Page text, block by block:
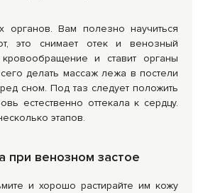
органов. Вам полезно научиться
это снимает отек и венозный
кровообращение и ставит органы
делать массаж лежа в постели
сном. Под таз следует положить
естественно оттекала к сердцу.
этапов.
при венозном застое
и хорошо растирайте им кожу